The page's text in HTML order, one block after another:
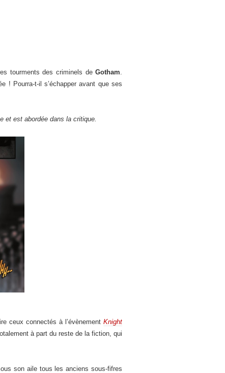
tourments des criminels deGotham.
! Pourra-t-il s’échapper avant que ses
et est abordée dans la critique.
ceux connectés à l’évènement Knight
à part du reste de la fiction, qui
son aile tous les anciens sous-fifres